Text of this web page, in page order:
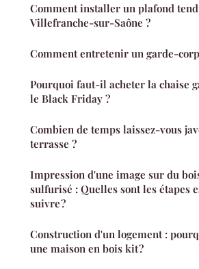
Comment installer un plafond
Villefranche-sur-Saône ?
Comment entretenir un garde-
Pourquoi faut-il acheter la chaise
le Black Friday ?
Combien de temps laissez-vous
terrasse ?
Impression d'une image sur du
sulfurisé : Quelles sont les étapes
suivre ?
Construction d'un logement :
une maison en bois kit ?